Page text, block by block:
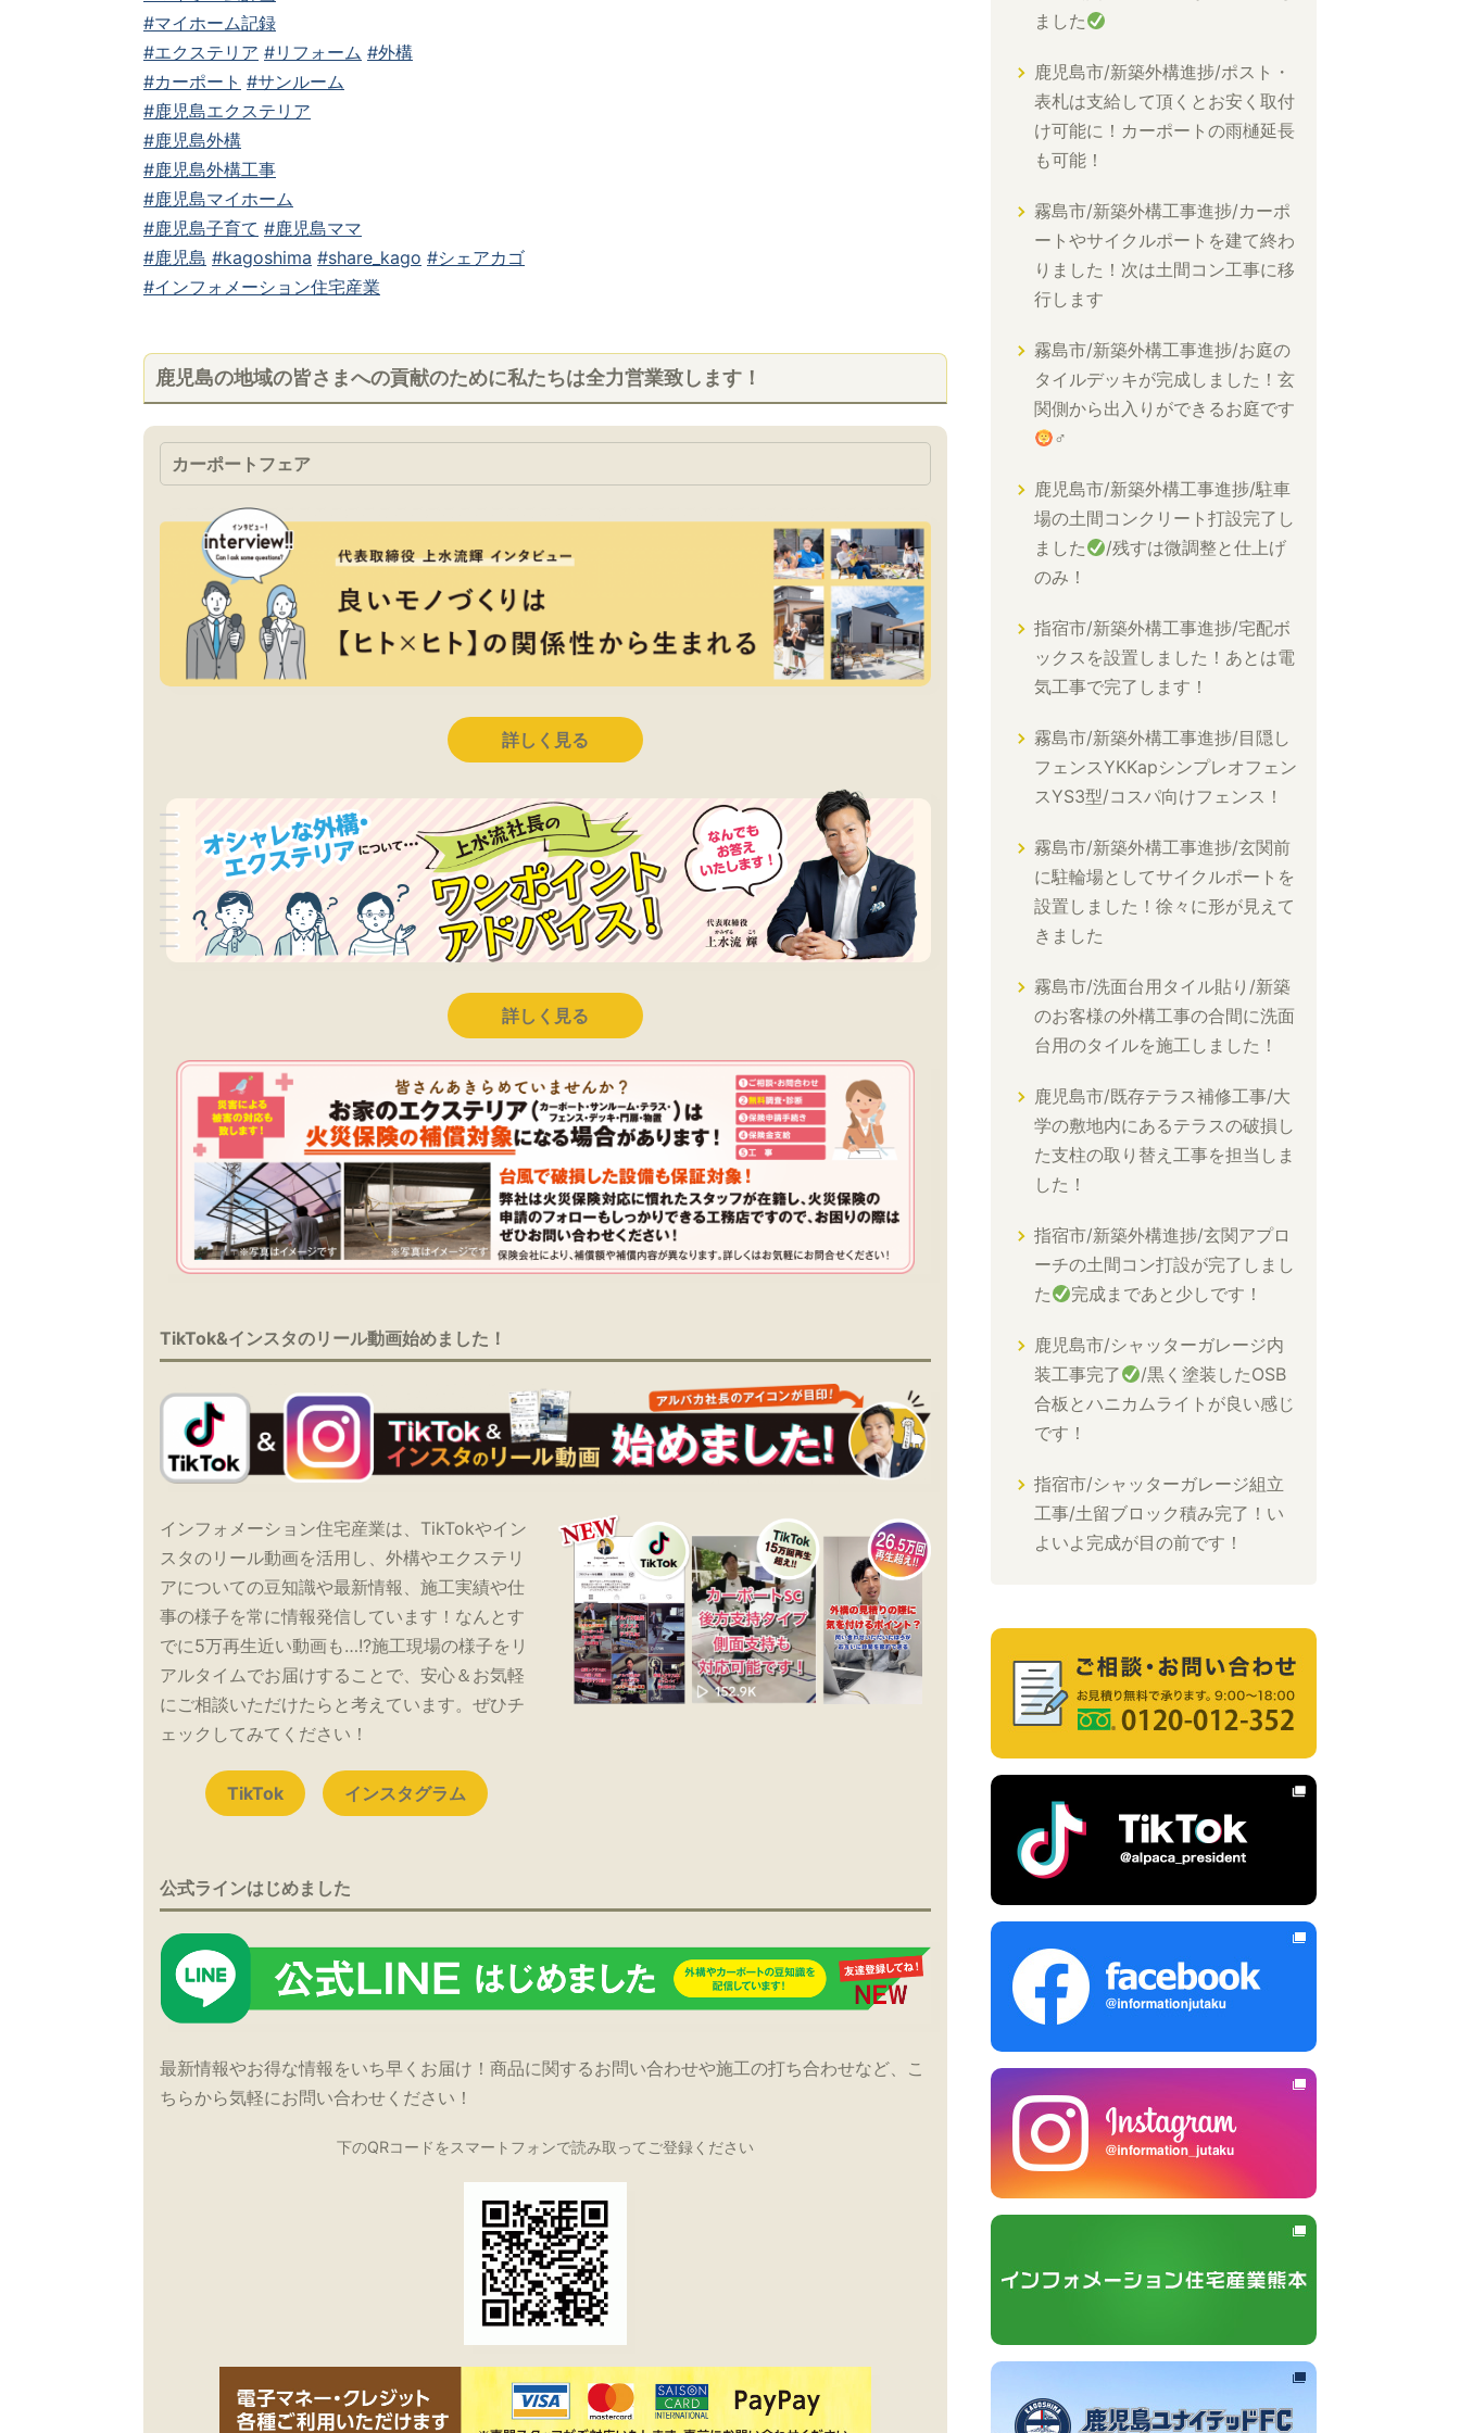
#マイホーム記録
#エクステリア #リフォーム #外構
#カーポート #サンルーム
#鹿児島エクステリア
#鹿児島外構
#鹿児島外構工事
#鹿児島マイホーム
#鹿児島子育て #鹿児島ママ
#鹿児島 #kagoshima #share_kago #シェアカゴ
#インフォメーション住宅産業
鹿児島の地域の皆さまへの貢献のために私たちは全力営業致します！
カーポートフェア
詳しく見る
詳しく見る
TikTok&インスタのリール動画始めました！
インフォメーション住宅産業は、TikTokやイン
スタのリール動画を活用し、外構やエクステリ
アについての豆知識や最新情報、施工実績や仕
事の様子を常に情報発信しています！なんとす
でに5万再生近い動画も…!?施工現場の様子をリ
アルタイムでお届けすることで、安心＆お気軽
にご相談いただけたらと考えています。ぜひチ
ェックしてみてください！
TikTok インスタグラム
公式ラインはじめました
最新情報やお得な情報をいち早くお届け！商品に関するお問い合わせや施工の打ち合わせなど、こ
ちらから気軽にお問い合わせください！
下のQRコードをスマートフォンで読み取ってご登録ください
ました
鹿児島市/新築外構進捗/ポスト・
表札は支給して頂くとお安く取付
け可能に！カーポートの雨樋延長
も可能！
霧島市/新築外構工事進捗/カーポ
ートやサイクルポートを建て終わ
りました！次は土間コン工事に移
行します
霧島市/新築外構工事進捗/お庭の
タイルデッキが完成しました！玄
関側から出入りができるお庭です
‍♂
鹿児島市/新築外構工事進捗/駐車
場の土間コンクリート打設完了し
ました
/残すは微調整と仕上げ
のみ！
指宿市/新築外構工事進捗/宅配ボ
ックスを設置しました！あとは電
気工事で完了します！
霧島市/新築外構工事進捗/目隠し
フェンスYKKapシンプレオフェン
スYS3型/コスパ向けフェンス！
霧島市/新築外構工事進捗/玄関前
に駐輪場としてサイクルポートを
設置しました！徐々に形が見えて
きました
霧島市/洗面台用タイル貼り/新築
のお客様の外構工事の合間に洗面
台用のタイルを施工しました！
鹿児島市/既存テラス補修工事/大
学の敷地内にあるテラスの破損し
た支柱の取り替え工事を担当しま
した！
指宿市/新築外構進捗/玄関アプロ
ーチの土間コン打設が完了しまし
た
完成まであと少しです！
鹿児島市/シャッターガレージ内
装工事完了
/黒く塗装したOSB
合板とハニカムライトが良い感じ
です！
指宿市/シャッターガレージ組立
工事/土留ブロック積み完了！い
よいよ完成が目の前です！